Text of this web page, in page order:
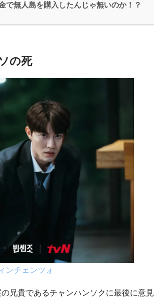
で無人島を購入したんじゃ無いのか！？
の死
ンチェンツォ
兄貴であるチャンハンソクに最後に意見